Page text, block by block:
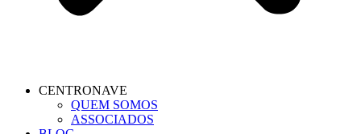
CENTRONAVE
QUEM SOMOS
ASSOCIADOS